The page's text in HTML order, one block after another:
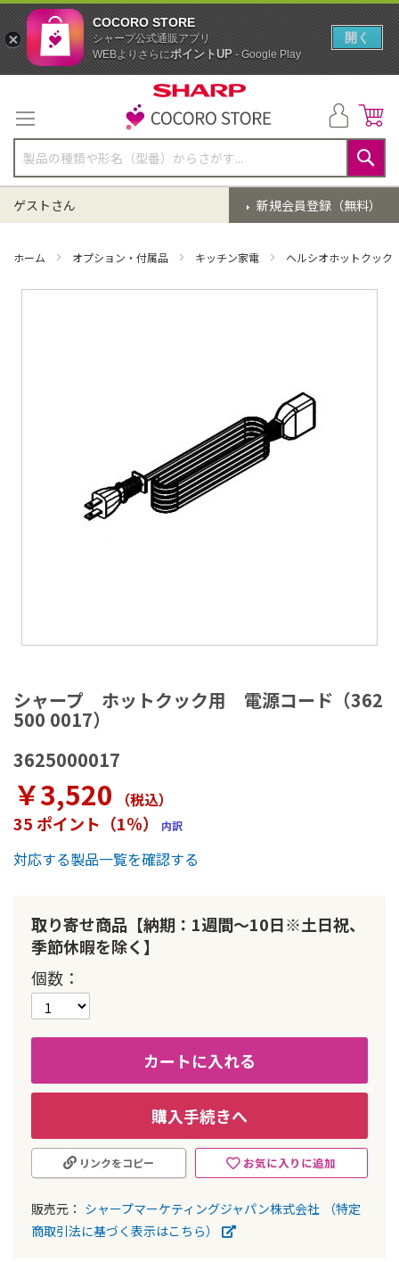
テ
ン
ツ
に
ス
キ
ッ
検
索
新規会員登録（無料）
ゲストさん
ホーム オプション・付属品 キッチン家電 ヘルシオホットクッ
シャープ ホットクック用 電源コード（362
500 0017）
3625000017
￥3,520 （税込）
35 ポイント（1％） 内訳
対応する製品一覧を確認する
取り寄せ商品【納期：1週間～10日※土日祝、
季節休暇を除く】
個数
カートに入れる
購入手続きへ
お気に入りに追加
リンクをコピー
販売元： シャープマーケティングジャパン株式会社
（特定
商取引法に基づく表示はこちら）
メ
ー
ジ
ャ
リ
ー
の
最
初
動
す
る
COCORO STORE
シャープ公式通販アプリ
WEBよりさらにポイントUP- Google Play
開く